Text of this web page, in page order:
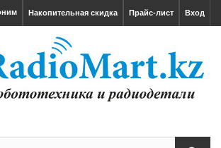
Вход
Прайс-лист
Накопительная скидка